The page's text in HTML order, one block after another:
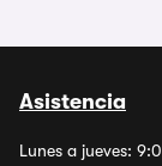
Asistencia
Lunes a jueves: